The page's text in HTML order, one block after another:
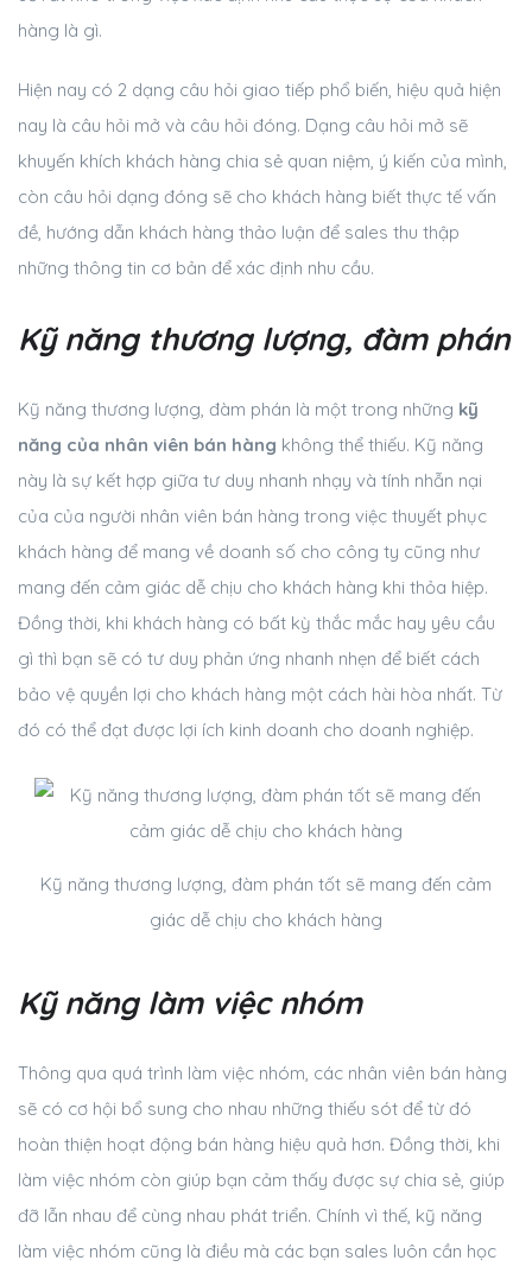
hàng là gì.
Hiện nay có 2 dạng câu hỏi giao tiếp phổ biến, hiệu quả hiện
nay là câu hỏi mở và câu hỏi đóng. Dạng câu hỏi mở sẽ
khuyến khích khách hàng chia sẻ quan niệm, ý kiến của mình,
còn câu hỏi dạng đóng sẽ cho khách hàng biết thực tế vấn
đề, hướng dẫn khách hàng thảo luận để sales thu thập
những thông tin cơ bản để xác định nhu cầu.
Kỹ năng thương lượng, đàm phán
Kỹ năng thương lượng, đàm phán là một trong những kỹ
năng của nhân viên bán hàng không thể thiếu. Kỹ năng
này là sự kết hợp giữa tư duy nhanh nhạy và tính nhẫn nại
của của người nhân viên bán hàng trong việc thuyết phục
khách hàng để mang về doanh số cho công ty cũng như
mang đến cảm giác dễ chịu cho khách hàng khi thỏa hiệp.
Đồng thời, khi khách hàng có bất kỳ thắc mắc hay yêu cầu
gì thì bạn sẽ có tư duy phản ứng nhanh nhẹn để biết cách
bảo vệ quyền lợi cho khách hàng một cách hài hòa nhất. Từ
đó có thể đạt được lợi ích kinh doanh cho doanh nghiệp.
Kỹ năng thương lượng, đàm phán tốt sẽ mang đến cảm
giác dễ chịu cho khách hàng
Kỹ năng làm việc nhóm
Thông qua quá trình làm việc nhóm, các nhân viên bán hàng
sẽ có cơ hội bổ sung cho nhau những thiếu sót để từ đó
hoàn thiện hoạt động bán hàng hiệu quả hơn. Đồng thời, khi
làm việc nhóm còn giúp bạn cảm thấy được sự chia sẻ, giúp
đỡ lẫn nhau để cùng nhau phát triển. Chính vì thế, kỹ năng
làm việc nhóm cũng là điều mà các bạn sales luôn cần học